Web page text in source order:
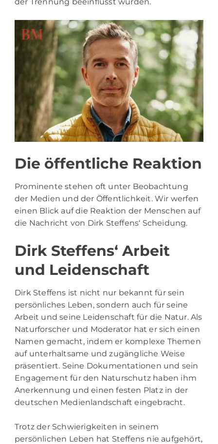
Die öffentliche Reaktion
Prominente stehen oft unter Beobachtung
der Medien und der Öffentlichkeit. Wir werfen
einen Blick auf die Reaktion der Menschen auf
die Nachricht von Dirk Steffens‘ Scheidung.
Dirk Steffens‘ Arbeit
und Leidenschaft
Dirk Steffens ist nicht nur bekannt für sein
persönliches Leben, sondern auch für seine
Arbeit und seine Leidenschaft für die Natur. Als
Naturforscher und Moderator hat er sich einen
Namen gemacht, indem er komplexe Themen
auf unterhaltsame und zugängliche Weise
präsentiert. Seine Dokumentationen und sein
Engagement für den Naturschutz haben ihm
Anerkennung und einen festen Platz in der
deutschen Medienlandschaft eingebracht.
Trotz der Schwierigkeiten in seinem
persönlichen Leben hat Steffens nie aufgehört,